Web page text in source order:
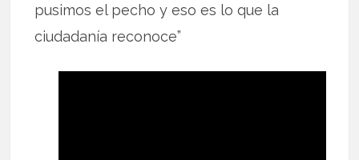
pusimos el pecho y eso es lo que la
ciudadanía reconoce”